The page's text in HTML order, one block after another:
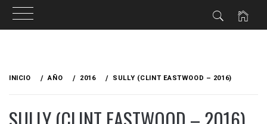
INICIO AÑO 2016 SULLY (CLINT EASTWOOD – 2016)